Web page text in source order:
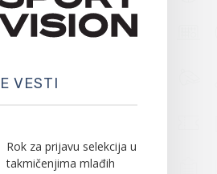
VESTI
Rok za prijavu selekcija u
takmičenjima mlađih